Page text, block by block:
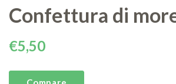
Confettura di
€5,50